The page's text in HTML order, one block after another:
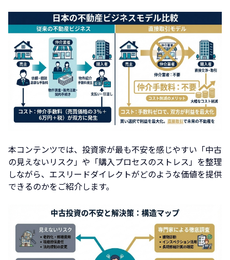
本コンテンツでは、投資家が最も不安を感じやすい「中古
の見えないリスク」や「購入プロセスのストレス」を整理
しながら、エスリードダイレクトがどのような価値を提供
できるのかをご紹介します。